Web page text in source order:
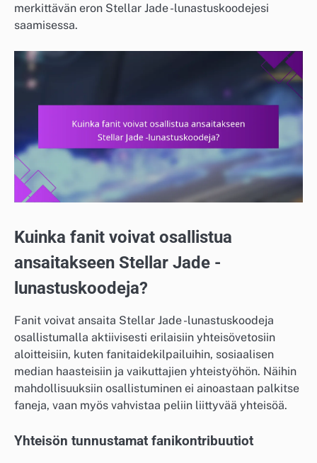
merkittävän eron Stellar Jade -lunastuskoodejesi
saamisessa.
Kuinka fanit voivat osallistua
ansaitakseen Stellar Jade -
lunastuskoodeja?
Fanit voivat ansaita Stellar Jade -lunastuskoodeja
osallistumalla aktiivisesti erilaisiin yhteisövetosiin
aloitteisiin, kuten fanitaidekilpailuihin, sosiaalisen
median haasteisiin ja vaikuttajien yhteistyöhön. Näihin
mahdollisuuksiin osallistuminen ei ainoastaan palkitse
faneja, vaan myös vahvistaa peliin liittyvää yhteisöä.
Yhteisön tunnustamat fanikontribuutiot